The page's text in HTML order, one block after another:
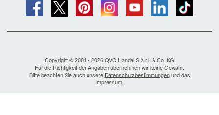
Copyright © 2001 - 2026 QVC Handel S.à r.l. & Co. KG
Für die Richtigkeit der Angaben übernehmen wir keine Gewähr.
Bitte beachten Sie auch unsere Datenschutzbestimmungenund das
Impressum.